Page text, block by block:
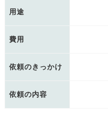
用途
費用
依頼のきっかけ
依頼の内容